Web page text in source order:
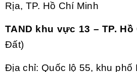
Rịa, TP. Hồ Chí Minh
TAND khu vực 13 – TP. Hồ
Đất)
Địa chỉ: Quốc lộ 55, khu phố